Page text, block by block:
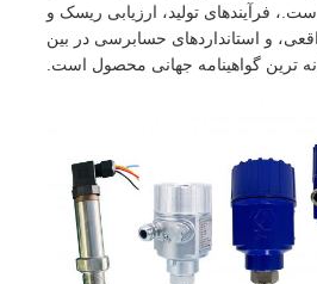
فرآیندهای تولید، ارزیابی ریسک و
و استانداردهای حسابرسی در بین
ترین گواهینامه جهانی محصول است.